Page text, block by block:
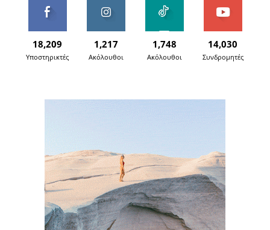
18,209
Υποστηρικτές
1,217
Ακόλουθοι
1,748
Ακόλουθοι
14,030
Συνδρομητές